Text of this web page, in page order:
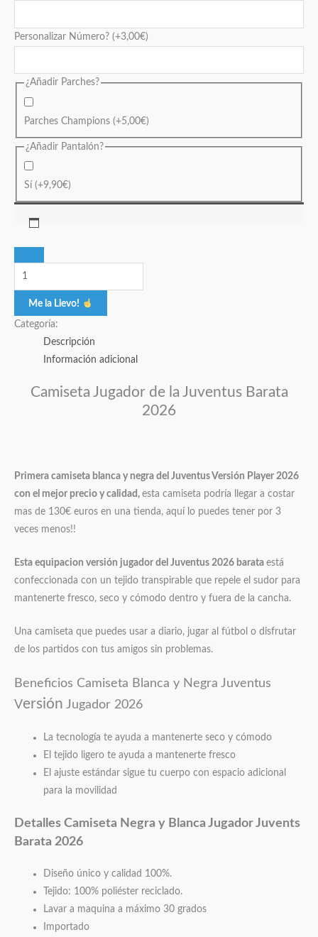
Personalizar Número? (+3,00€)
¿Añadir Parches?
Parches Champions(+5,00€)
¿Añadir Pantalón?
Sí(+9,90€)
Me la Llevo!
Categoría:
Descripción
Información adicional
Camiseta Jugador de la Juventus Barata
2026
Primera camiseta blanca y negra del Juventus Versión Player 2026
con el mejor precio y calidad, esta camiseta podría llegar a costar
mas de 130€ euros en una tienda, aquí lo puedes tener por 3
veces menos!!
Esta equipacion versión jugador del Juventus 2026 barata está
confeccionada con un tejido transpirable que repele el sudor para
mantenerte fresco, seco y cómodo dentro y fuera de la cancha.
Una camiseta que puedes usar a diario, jugar al fútbol o disfrutar
de los partidos con tus amigos sin problemas.
Beneficios Camiseta Blanca y Negra Juventus
Versión Jugador 2026
La tecnología te ayuda a mantenerte seco y cómodo
El tejido ligero te ayuda a mantenerte fresco
El ajuste estándar sigue tu cuerpo con espacio adicional
para la movilidad
Detalles Camiseta Negra y Blanca JugadorJuvents
Barata 2026
Diseño único y calidad 100%.
Tejido: 100% poliéster reciclado.
Lavar a maquina a máximo 30 grados
Importado